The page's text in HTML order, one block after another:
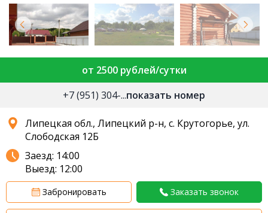
от 2500 рублей/сутки
+7 (951) 304-...показать номер
Липецкая обл., Липецкий р-н, с. Крутогорье, ул.
Слободская 12Б
Заезд: 14:00
Выезд: 12:00
Забронировать Заказать звонок